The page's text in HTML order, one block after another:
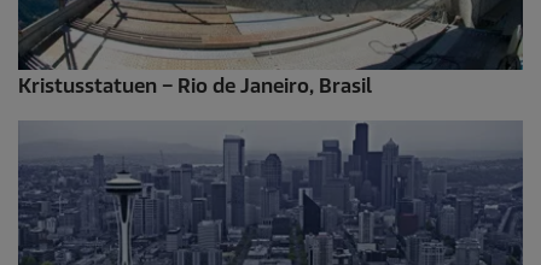
Kristusstatuen – Rio de Janeiro, Brasil